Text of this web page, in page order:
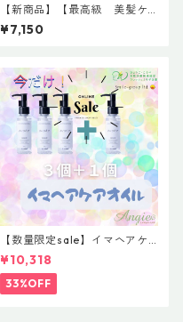
【新商品】【最高級 美髪ケ
ア】＃イマヘアプレミアムtre
atment【トステア配合】
¥7,150
【数量限定sale】イマヘアケ
アオイル３＋１ キャンペー
ン 今だけまとめ買い 4個セ
ット
¥10,318
33%OFF